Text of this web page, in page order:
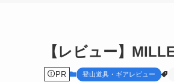
【レビュー】
PR 登山道具・ギアレビュー